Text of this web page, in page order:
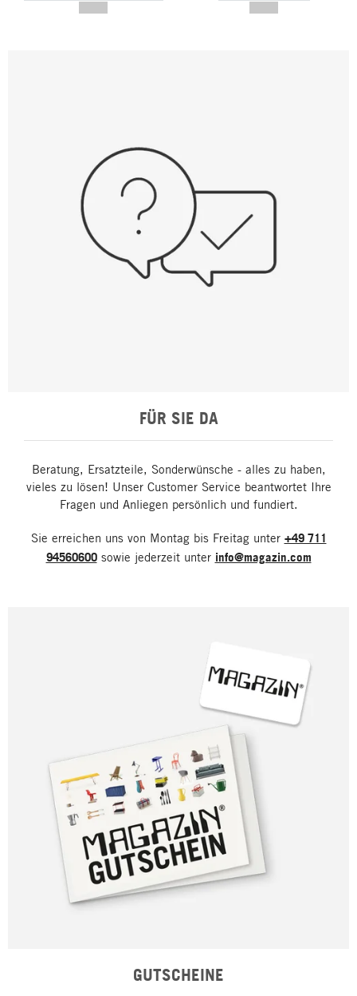
FÜR SIE DA
Beratung, Ersatzteile, Sonderwünsche - alles zu haben,
vieles zu lösen! Unser Customer Service beantwortet Ihre
Fragen und Anliegen persönlich und fundiert.
Sie erreichen uns von Montag bis Freitag unter +49 711
94560600sowie jederzeit unter info@magazin.com
GUTSCHEINE